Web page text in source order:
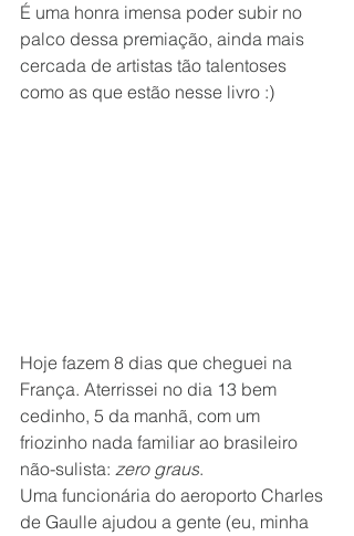
É uma honra imensa poder subir no
palco dessa premiação, ainda mais
cercada de artistas tão talentoses
como as que estão nesse livro :)
Hoje fazem 8 dias que cheguei na
França. Aterrissei no dia 13 bem
cedinho, 5 da manhã, com um
friozinho nada familiar ao brasileiro
não-sulista: zero graus.
Uma funcionária do aeroporto Charles
de Gaulle ajudou a gente (eu, minha